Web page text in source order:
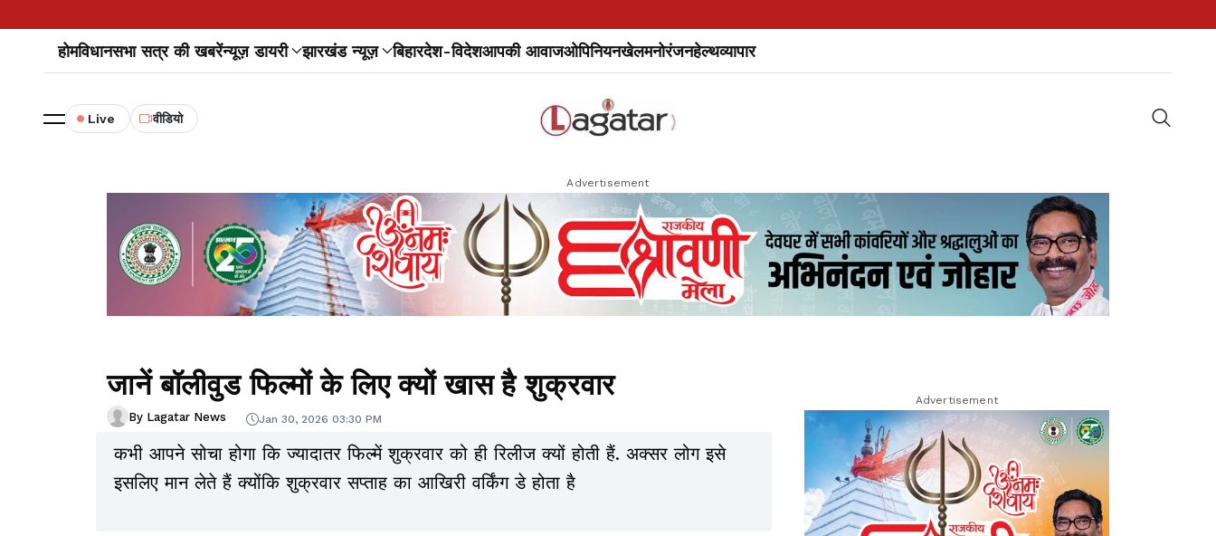
होमविधानसभा सत्र की खबरेंन्यूज़ डायरी झारखंड न्यूज़ बिहारदेश-विदेशआपकी आवाजओपिनियनखेलमनोरंजनहेल्थव्यापार
Live वीडियो
Advertisement
जानें बॉलीवुड फिल्मों के लिए क्यों खास है शुक्रवार
By Lagatar News Jan 30, 2026 03:30 PM
कभी आपने सोचा होगा कि ज्यादातर फिल्में शुक्रवार को ही रिलीज क्यों होती हैं. अक्सर लोग इसे
इसलिए मान लेते हैं क्योंकि शुक्रवार सप्ताह का आखिरी वर्किंग डे होता है
Advertisement